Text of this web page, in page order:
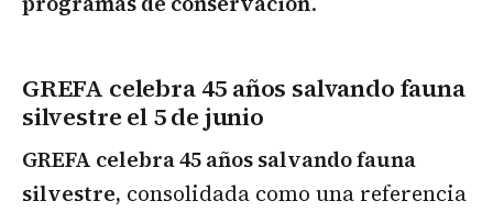
GREFA celebra 45 años salvando fauna
silvestre el 5 de junio
GREFA celebra 45 años salvando fauna
silvestre, consolidada como una referencia